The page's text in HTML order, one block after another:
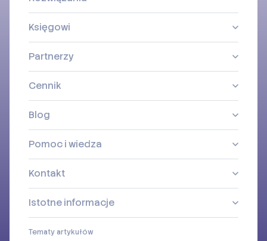
Księgowi
Partnerzy
Cennik
Blog
Pomoc i wiedza
Kontakt
Istotne informacje
Tematy artykułów